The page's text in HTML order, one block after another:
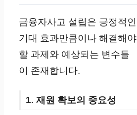
금융자사고 설립은 긍정적인
기대 효과만큼이나 해결해야
할 과제와 예상되는 변수들
이 존재합니다.
1. 재원 확보의 중요성